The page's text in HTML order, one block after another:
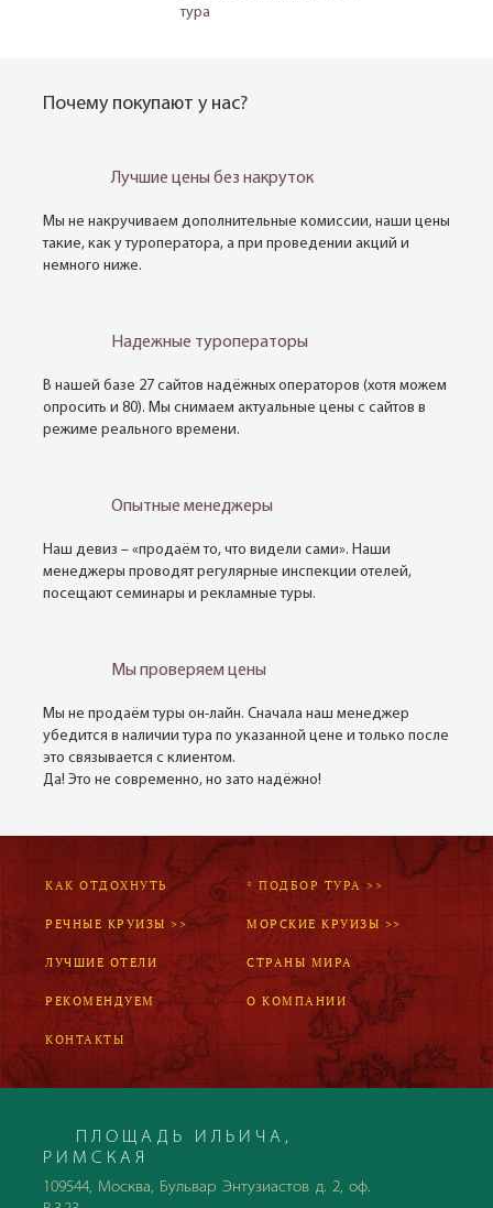
тура
Почему покупают у нас?
Лучшие цены без накруток
Мы не накручиваем дополнительные комиссии, наши цены
такие, как у туроператора, а при проведении акций и
немного ниже.
Надежные туроператоры
В нашей базе 27 сайтов надёжных операторов (хотя можем
опросить и 80). Мы снимаем актуальные цены с сайтов в
режиме реального времени.
Опытные менеджеры
Наш девиз – «продаём то, что видели сами». Наши
менеджеры проводят регулярные инспекции отелей,
посещают семинары и рекламные туры.
Мы проверяем цены
Мы не продаём туры он-лайн. Сначала наш менеджер
убедится в наличии тура по указанной цене и только после
это связывается с клиентом.
Да! Это не современно, но зато надёжно!
КАК ОТДОХНУТЬ * ПОДБОР ТУРА >>
РЕЧНЫЕ КРУИЗЫ >> МОРСКИЕ КРУИЗЫ >>
ЛУЧШИЕ ОТЕЛИ СТРАНЫ МИРА
РЕКОМЕНДУЕМ О КОМПАНИИ
КОНТАКТЫ
ПЛОЩАДЬ ИЛЬИЧА,
РИМСКАЯ
109544, Москва, Бульвар Энтузиастов д. 2, оф.